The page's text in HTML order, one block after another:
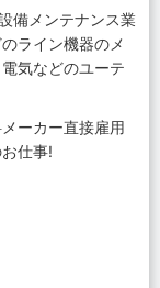
備メンテナンス業
ライン機器のメ
気などのユーテ
ーカー直接雇用
仕事!